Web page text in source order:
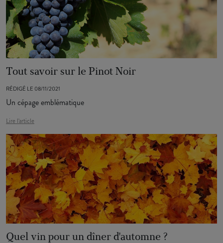
Tout savoir sur le Pinot Noir
RÉDIGÉ LE 08/11/2021
Un cépage emblématique
Lire l'article
Quel vin pour un dîner d'automne ?